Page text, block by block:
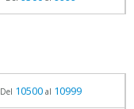
Del 10500al 10999